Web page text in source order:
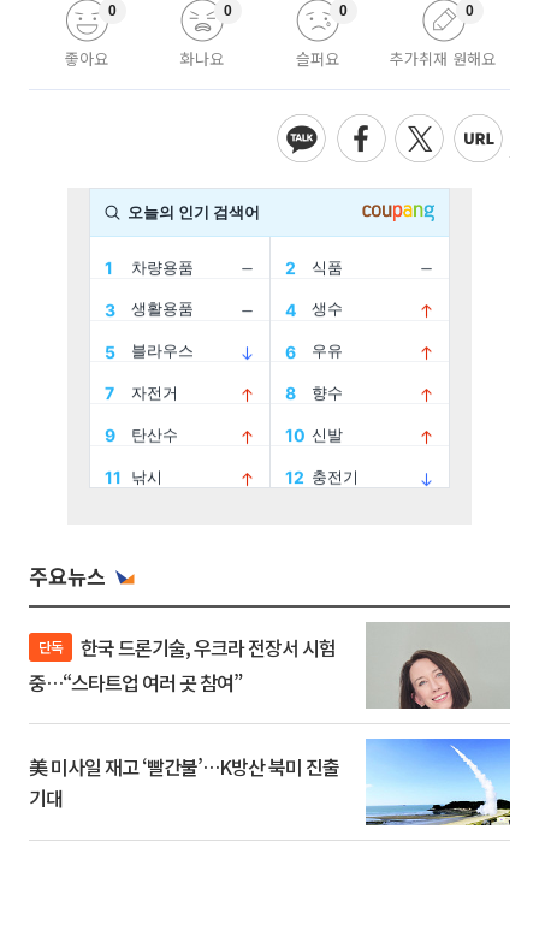
좋아요
0
화나요
0
슬퍼요
0
추가취재 원해요
0
주요뉴스
단독
중…“스타트업 여러 곳 참여”
美 미사일 재고 ‘빨간불’…K방산 북미 진출
기대